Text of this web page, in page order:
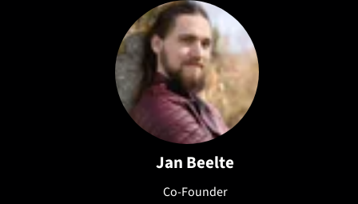
Jan Beelte
Co-Founder